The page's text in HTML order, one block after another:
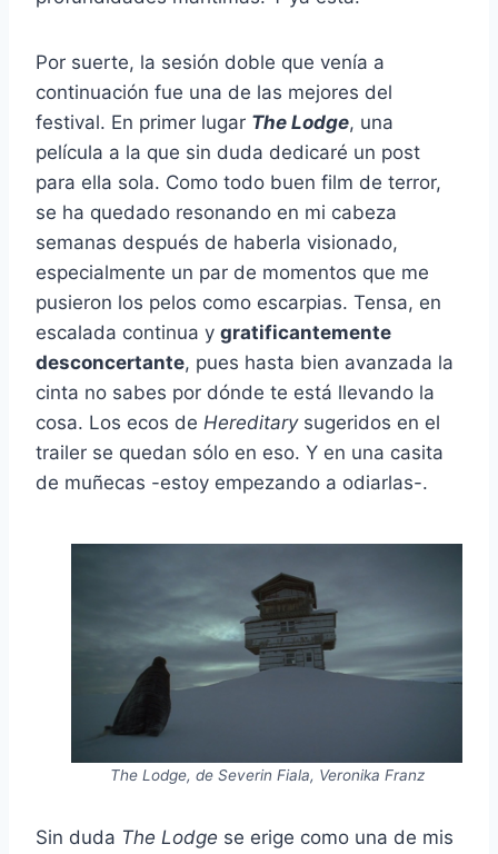
Por suerte, la sesión doble que venía a
continuación fue una de las mejores del
festival. En primer lugar The Lodge, una
película a la que sin duda dedicaré un post
para ella sola. Como todo buen film de terror,
se ha quedado resonando en mi cabeza
semanas después de haberla visionado,
especialmente un par de momentos que me
pusieron los pelos como escarpias. Tensa, en
escalada continua y gratificantemente
desconcertante, pues hasta bien avanzada la
cinta no sabes por dónde te está llevando la
cosa. Los ecos de Hereditarysugeridos en el
trailer se quedan sólo en eso. Y en una casita
de muñecas -estoy empezando a odiarlas-.
The Lodge, de Severin Fiala, Veronika Franz
Sin duda The Lodge se erige como una de mis